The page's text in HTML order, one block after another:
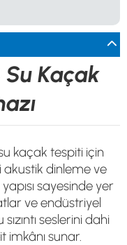
satış kanalıdır.
Kaçak
kaçak tespiti için
akustik dinleme ve
sayesinde yer
ve endüstriyel
seslerini dahi
imkânı sunar.